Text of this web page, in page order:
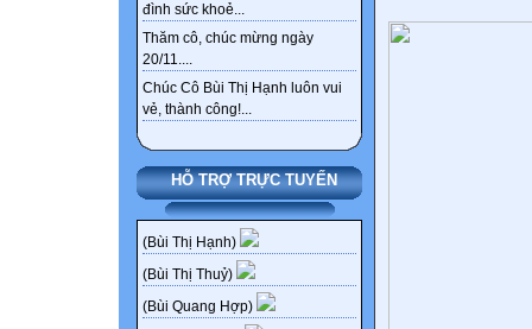
đình sức khoẻ...
Thăm cô, chúc mừng ngày
20/11....
Chúc Cô Bùi Thị Hạnh luôn vui
vẻ, thành công!...
HỖ TRỢ TRỰC TUYẾN
(Bùi Thị Hạnh)
(Bùi Thị Thuỷ)
(Bùi Quang Hợp)